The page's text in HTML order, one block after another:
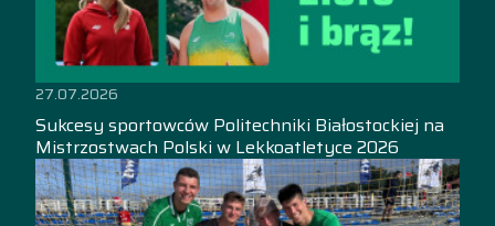
27.07.2026
Sukcesy sportowców Politechniki Białostockiej na
Mistrzostwach Polski w Lekkoatletyce 2026